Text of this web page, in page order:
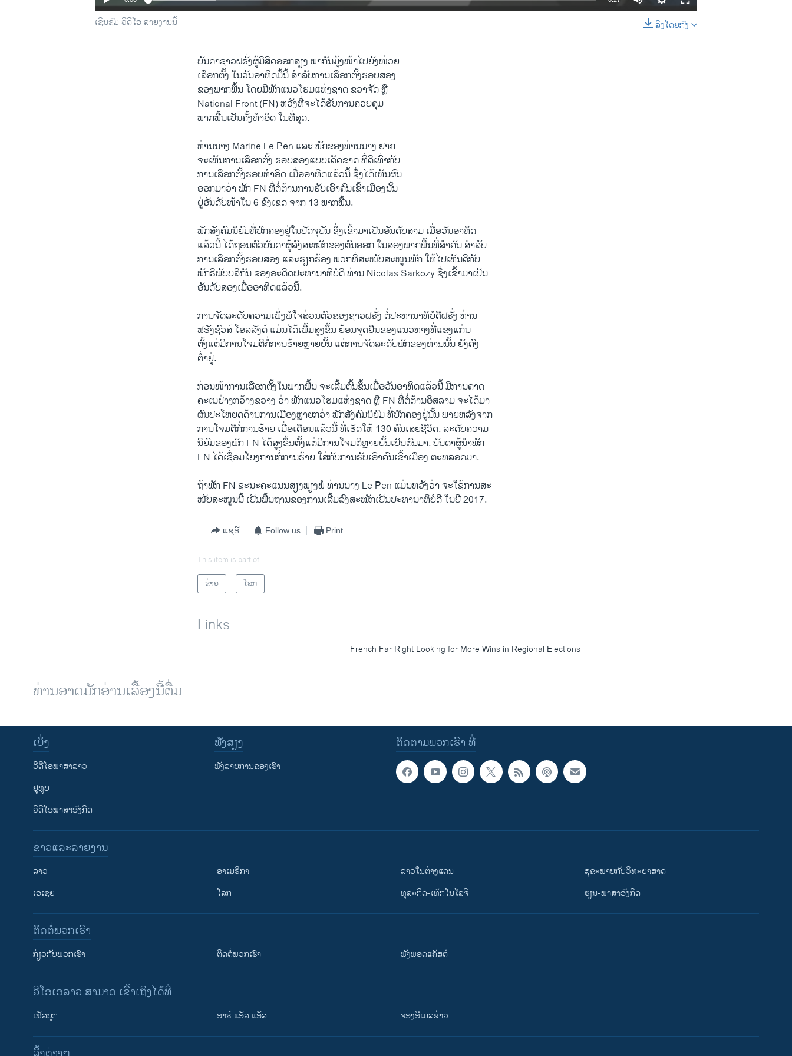
SHARE
ລິງໂດຍກົງ
ເຊີນຊົມ ວີດີໂອ ລາຍງານນີ້
ບັນດາຊາວຝຣັ່ງຜູ້ມີສິດອອກສຽງ ພາກັນມຸ້ງໜ້າໄປຍັງໜ່ວຍ
ເລືອກຕັ້ງ ໃນວັນອາທິດມື້ນີ້ ສຳລັບການເລືອກຕັ້ງຮອບສອງ
ຂອງພາກພື້ນ ໂດຍມີພັກແນວໂຮມແຫ່ງຊາດ ຂວາຈັດ ຫຼື
National Front (FN) ຫວັງທີ່ຈະໄດ້ຮັບການຄວບຄຸມ
ພາກພື້ນເປັນຄັ້ງທຳອິດ ໃນທີ່ສຸດ.
ທ່ານນາງ Marine Le Pen ແລະ ພັກຂອງທ່ານນາງ ຢາກ
ຈະເຫັນການເລືອກຕັ້ງ ຮອບສອງແບບເດັດຂາດ ທີ່ດີເທົ່າກັບ
ການເລືອກຕັ້ງຮອບທຳອິດ ເມື່ອອາທິດແລ້ວນີ້ ຊຶ່ງໄດ້ເຫັນຜົນ
ອອກມາວ່າ ພັກ FN ທີ່ຕໍ່ຕ້ານການຮັບເອົາຄົນເຂົ້າເມືອງນັ້ນ
ຢູ່ອັນດັບໜ້າໃນ 6 ຂົງເຂດ ຈາກ 13 ພາກພື້ນ.
ພັກສັງຄົມນິຍົມທີ່ປົກຄອງຢູ່ໃນປັດຈຸບັນ ຊຶ່ງເຂົ້າມາເປັນອັນດັບສາມ ເມື່ອວັນອາທິດ
ແລ້ວນີ້ ໄດ້ຖອນຕົວບັນດາຜູ້ລົງສະໝັກຂອງຕົນອອກ ໃນສອງພາກພື້ນທີ່ສຳຄັນ ສຳລັບ
ການເລືອກຕັ້ງຮອບສອງ ແລະຮຽກຮ້ອງ ພວກທີ່ສະໜັບສະໜູນພັກ ໃຫ້ໄປເຫັນດີກັບ
ພັກຣີພັບບລີກັນ ຂອງອະດີດປະທານາທິບໍດີ ທ່ານ Nicolas Sarkozy ຊຶ່ງເຂົ້າມາເປັນ
ອັນດັບສອງເມື່ອອາທິດແລ້ວນີ້.
ການຈັດລະດັບຄວາມເພິ່ງພໍໃຈສ່ວນຕົວຂອງຊາວຝຣັ່ງ ຕໍ່ປະທານາທິບໍດີຝຣັ່ງ ທ່ານ
ຟຣັງຊົວສ໌ ໂອລລັງດ໌ ແມ່ນໄດ້ເພີ້ມສູງຂຶ້ນ ຍ້ອນຈຸດຢືນຂອງແນວທາງທີ່ແຂງແກ່ນ
ຕັ້ງແຕ່ມີການໂຈມຕີກໍ່ການຮ້າຍຫຼາຍບັ້ນ ແຕ່ການຈັດລະດັບພັກຂອງທ່ານນັ້ນ ຍັງຄົງ
ຕ່ຳຢູ່.
ກ່ອນໜ້າການເລືອກຕັ້ງໃນພາກພື້ນ ຈະເລີ້ມຕົ້ນຂຶ້ນເມື່ອວັນອາທິດແລ້ວນີ້ ມີການຄາດ
ຄະເນຢ່າງກວ້າງຂວາງ ວ່າ ພັກແນວໂຮມແຫ່ງຊາດ ຫຼື FN ທີ່ຕໍ່ຕ້ານອິສລາມ ຈະໄດ້ມາ
ຜົນປະໂຫຍດດ້ານການເມືອງຫຼາຍກວ່າ ພັກສັງຄົມນິຍົມ ທີ່ປົກຄອງຢູ່ນັ້ນ ພາຍຫລັງຈາກ
ການໂຈມຕີກໍ່ການຮ້າຍ ເມື່ອເດືອນແລ້ວນີ້ ທີ່ເຮັດໃຫ້ 130 ຄົນເສຍຊີວິດ. ລະດັບຄວາມ
ນິຍົມຂອງພັກ FN ໄດ້ສູງຂຶ້ນຕັ້ງແຕ່ມີການໂຈມຕີຫຼາຍບັ້ນເປັນຕົນມາ. ບັນດາຜູ້ນຳພັກ
FN ໄດ້ເຊື່ອມໂຍງການກໍ່ການຮ້າຍ ໃສ່ກັບການຮັບເອົາຄົນເຂົ້າເມືອງ ຕະຫລອດມາ.
ຖ້າພັກ FN ຊະນະຄະແນນສຽງພຽງພໍ ທ່ານນາງ Le Pen ແມ່ນຫວັງວ່າ ຈະໃຊ້ການສະ
ໜັບສະໜູນນີ້ ເປັນພື້ນຖານຂອງການເລີ້ມລົງສະໝັກເປັນປະທານາທິບໍດີ ໃນປີ 2017.
ແຊຣ໌ Follow us Print
This item is part of
ຂ່າວ
ໂລກ
Links
French Far Right Looking for More Wins in Regional Elections
ທ່ານອາດມັກອ່ານເລື້ອງນີ້ຕື່ມ
ຕິດຕາມພວກເຮົາ ທີ່
ເບິ່ງ
ວີດີໂອພາສາລາວ
ຢູທູບ
ວີດີໂອພາສາອັງກິດ
ຟັງສຽງ
ຟັງລາຍການຂອງເຮົາ
ຂ່າວແລະລາຍງານ
ລາວ
ເອເຊຍ
ອາເມຣິກາ
ໂລກ
ລາວໃນຕ່າງແດນ
ທຸລະກິດ-ເທັກໂນໂລຈີ
ສຸຂະພາບກັບວິທະຍາສາດ
ຮຽນ-ພາສາອັງກິດ
ຕິດຕໍ່ພວກເຮົາ
ກ່ຽວກັບພວກເຮົາ ຕິດຕໍ່ພວກເຮົາ ຟັງພອດແຄັສຕ໌
ວີໂອເອລາວ ສາມາດ ເຂົ້າເຖິງໄດ້ທີ່
ເຟັສບຸກ ອາຣ໌ ແອັສ ແອັສ ຈອງອີເມລຂ່າວ